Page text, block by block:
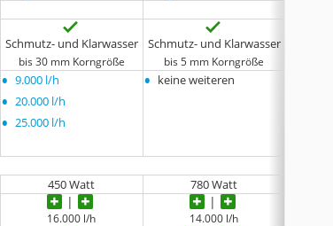
Schmutz- und Klarwasser
bis 30 mm Korngröße
Schmutz- und Klarwasser
bis 5 mm Korngröße
• 9.000 l/h
• 20.000 l/h
• 25.000 l/h
• keine weiteren
450 Watt 780 Watt
16.000 l/h 14.000 l/h